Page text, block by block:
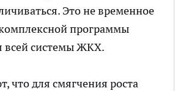
Это не временное
программы
всей системы ЖКХ.
что для смягчения роста